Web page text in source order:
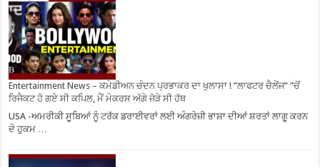
Entertainment News – ਕਮੇਡੀਅਨ ਚੰਦਨ ਪ੍ਰਭਾਕਰ ਦਾ ਖੁਲਾਸਾ ! ”ਲਾਫਟਰ ਚੈਲੇਂਜ” ”ਚੋਂ
ਰਿਜੈਕਟ ਹੋ ਗਏ ਸੀ ਕਪਿਲ, ਮੈਂ ਮੇਕਰਸ ਅੱਗੇ ਜੋੜੇ ਸੀ ਹੱਥ
USA -ਅਮਰੀਕੀ ਸੂਬਿਆਂ ਨੂੰ ਟਰੱਕ ਡਰਾਈਵਰਾਂ ਲਈ ਅੰਗਰੇਜ਼ੀ ਭਾਸ਼ਾ ਦੀਆਂ ਸ਼ਰਤਾਂ ਲਾਗੂ ਕਰਨ
ਦੇ ਹੁਕਮ …